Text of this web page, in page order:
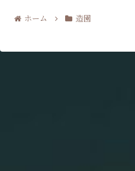
ホーム 造園